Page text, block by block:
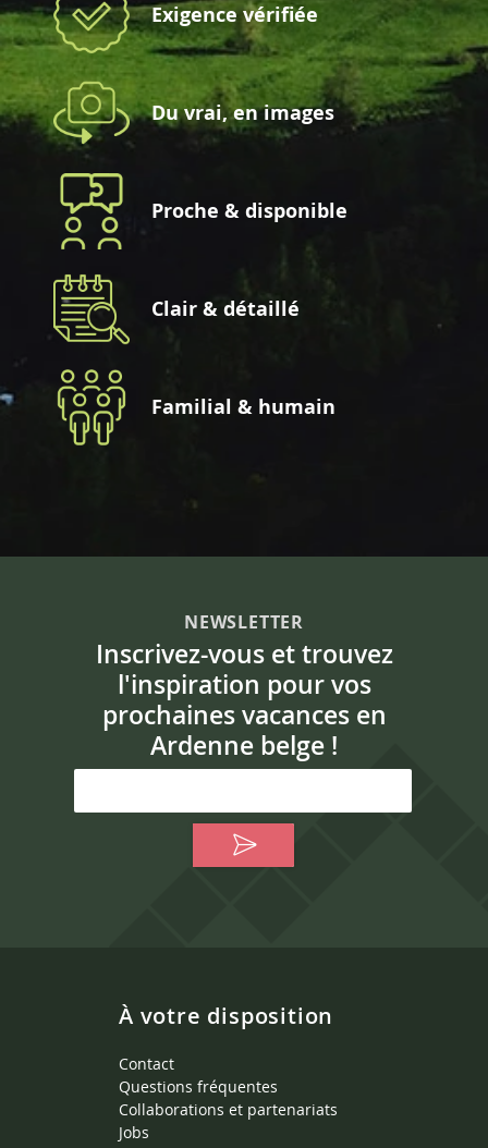
Exigence vérifiée
Du vrai, en images
Proche & disponible
Clair & détaillé
Familial & humain
NEWSLETTER
Inscrivez-vous et trouvez
l'inspiration pour vos
prochaines vacances en
Ardenne belge !
À votre disposition
Contact
Questions fréquentes
Collaborations et partenariats
Jobs